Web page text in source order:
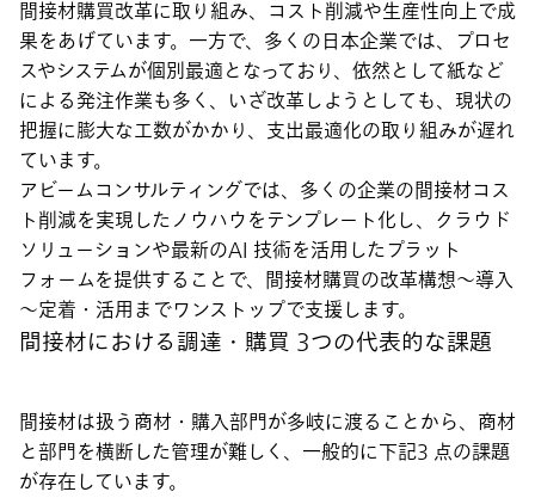
間接材購買改革に取り組み、コスト削減や生産性向上で成
果をあげています。一方で、多くの日本企業では、プロセ
スやシステムが個別最適となっており、依然として紙など
による発注作業も多く、いざ改革しようとしても、現状の
把握に膨大な工数がかかり、支出最適化の取り組みが遅れ
ています。
アビームコンサルティングでは、多くの企業の間接材コス
ト削減を実現したノウハウをテンプレート化し、クラウド
ソリューションや最新のAI 技術を活用したプラット
フォームを提供することで、間接材購買の改革構想～導入
～定着・活用までワンストップで支援します。
間接材における調達・購買 3つの代表的な課題
間接材は扱う商材・購入部門が多岐に渡ることから、商材
と部門を横断した管理が難しく、一般的に下記3 点の課題
が存在しています。